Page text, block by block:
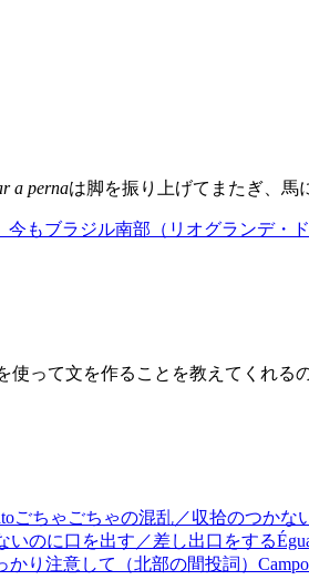
a pernaは脚を振り上げてまたぎ、馬
もブラジル南部（リオグランデ・
って文を作ることを教えてくれる
ごちゃごちゃの混乱／収拾のつかな
いのに口を出す／差し出口をする
かり注意して（北部の間投詞）